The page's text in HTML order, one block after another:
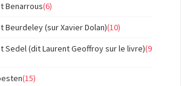
Benarrous(6)
Beurdeley (sur Xavier Dolan)(10)
Sedel (dit Laurent Geoffroy sur le livre)(9
(15)